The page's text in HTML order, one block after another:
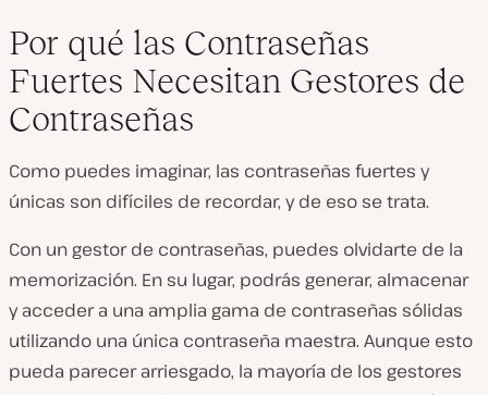
Por qué las Contraseñas
Fuertes Necesitan Gestores de
Contraseñas
Como puedes imaginar, las contraseñas fuertes y
únicas son difíciles de recordar, y de eso se trata.
Con un gestor de contraseñas, puedes olvidarte de la
memorización. En su lugar, podrás generar, almacenar
y acceder a una amplia gama de contraseñas sólidas
utilizando una única contraseña maestra. Aunque esto
pueda parecer arriesgado, la mayoría de los gestores